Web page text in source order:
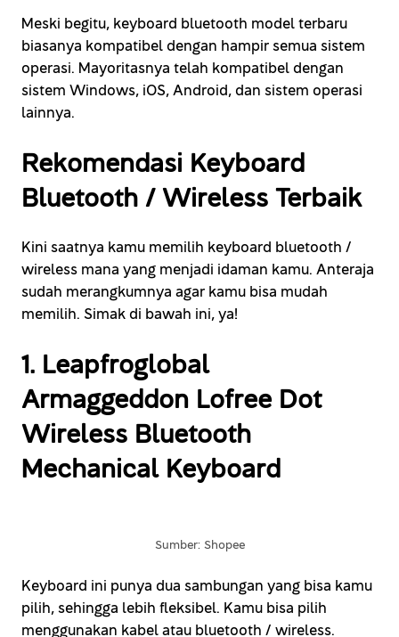
Meski begitu, keyboard bluetooth model terbaru
biasanya kompatibel dengan hampir semua sistem
operasi. Mayoritasnya telah kompatibel dengan
sistem Windows, iOS, Android, dan sistem operasi
lainnya.
Rekomendasi Keyboard
Bluetooth / Wireless Terbaik
Kini saatnya kamu memilih keyboard bluetooth /
wireless mana yang menjadi idaman kamu. Anteraja
sudah merangkumnya agar kamu bisa mudah
memilih. Simak di bawah ini, ya!
1. Leapfroglobal
Armaggeddon Lofree Dot
Wireless Bluetooth
Mechanical Keyboard
Sumber: Shopee
Keyboard ini punya dua sambungan yang bisa kamu
pilih, sehingga lebih fleksibel. Kamu bisa pilih
menggunakan kabel atau bluetooth / wireless.